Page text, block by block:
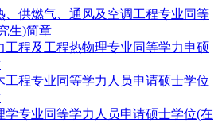
、供燃气、通风及空调工程专业同等
生)简章
工程及工程热物理专业同等学力申硕
工程专业同等学力人员申请硕士学位
学专业同等学力人员申请硕士学位(在